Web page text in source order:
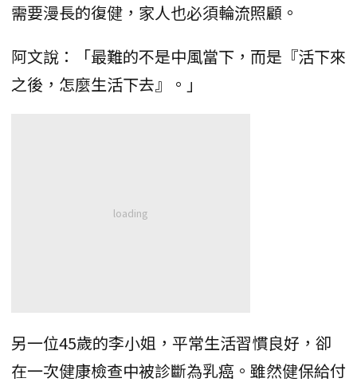
需要漫長的復健，家人也必須輪流照顧。
阿文說：「最難的不是中風當下，而是『活下來
之後，怎麼生活下去』。」
另一位45歲的李小姐，平常生活習慣良好，卻
在一次健康檢查中被診斷為乳癌。雖然健保給付